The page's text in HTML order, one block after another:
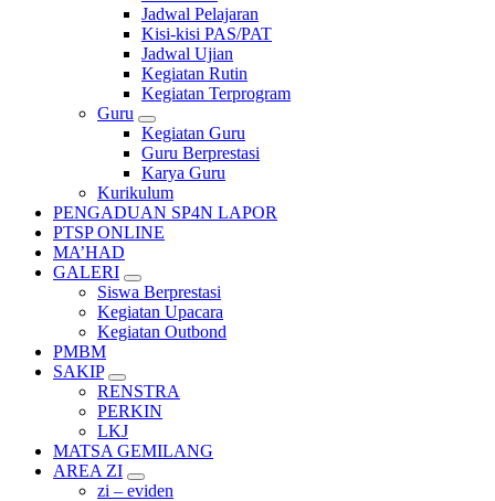
Jadwal Pelajaran
Kisi-kisi PAS/PAT
Jadwal Ujian
Kegiatan Rutin
Kegiatan Terprogram
Guru
Kegiatan Guru
Guru Berprestasi
Karya Guru
Kurikulum
PENGADUAN SP4N LAPOR
PTSP ONLINE
MA’HAD
GALERI
Siswa Berprestasi
Kegiatan Upacara
Kegiatan Outbond
PMBM
SAKIP
RENSTRA
PERKIN
LKJ
MATSA GEMILANG
AREA ZI
zi – eviden